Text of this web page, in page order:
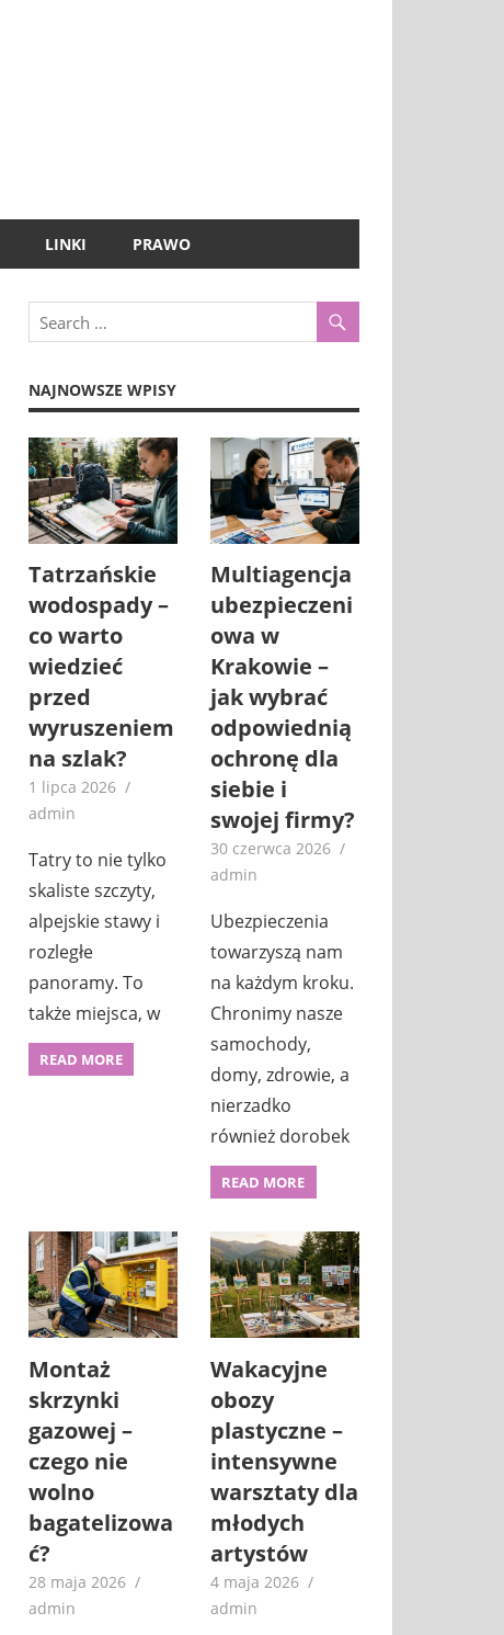
LINKI PRAWO
NAJNOWSZE WPISY
Tatrzańskie
wodospady –
co warto
wiedzieć
przed
wyruszeniem
na szlak?
1 lipca 2026
admin
Tatry to nie tylko
skaliste szczyty,
alpejskie stawy i
rozległe
panoramy. To
także miejsca, w
READ MORE
Multiagencja
ubezpieczeni
owa w
Krakowie –
jak wybrać
odpowiednią
ochronę dla
siebie i
swojej firmy?
30 czerwca 2026
admin
Ubezpieczenia
towarzyszą nam
na każdym kroku.
Chronimy nasze
samochody,
domy, zdrowie, a
nierzadko
również dorobek
READ MORE
Montaż
skrzynki
gazowej –
czego nie
wolno
bagatelizowa
ć?
28 maja 2026
admin
Wakacyjne
obozy
plastyczne –
intensywne
warsztaty dla
młodych
artystów
4 maja 2026
admin